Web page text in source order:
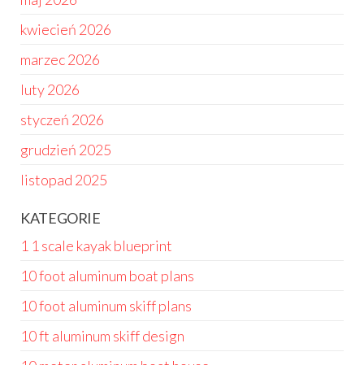
kwiecień 2026
marzec 2026
luty 2026
styczeń 2026
grudzień 2025
listopad 2025
KATEGORIE
1 1 scale kayak blueprint
10 foot aluminum boat plans
10 foot aluminum skiff plans
10 ft aluminum skiff design